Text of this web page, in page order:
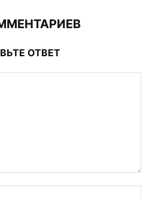
ОТВЕТ